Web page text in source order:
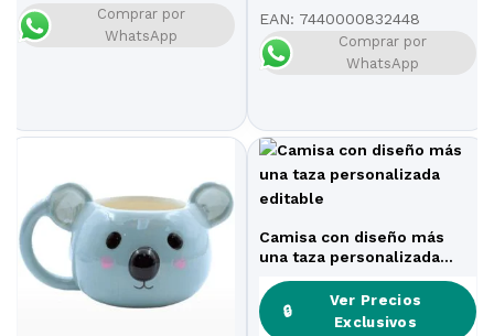
Comprar por
WhatsApp
EAN: 7440000832448
Comprar por
WhatsApp
Camisa con diseño más
una taza personalizada
editable
🔒
Ver Precios
Exclusivos